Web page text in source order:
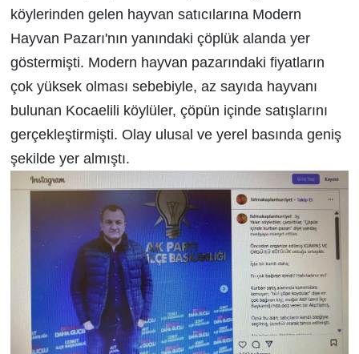
köylerinden gelen hayvan satıcılarına Modern
Hayvan Pazarı'nın yanındaki çöplük alanda yer
göstermişti. Modern hayvan pazarındaki fiyatların
çok yüksek olması sebebiyle, az sayıda hayvanı
bulunan Kocaelili köylüler, çöpün içinde satışlarını
gerçekleştirmişti. Olay ulusal ve yerel basında geniş
şekilde yer almıştı.